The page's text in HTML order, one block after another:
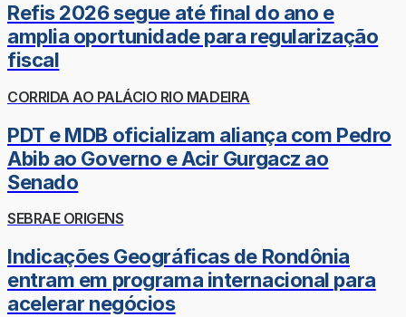
Refis 2026 segue até final do ano e
amplia oportunidade para regularização
fiscal
CORRIDA AO PALÁCIO RIO MADEIRA
PDT e MDB oficializam aliança com Pedro
Abib ao Governo e Acir Gurgacz ao
Senado
SEBRAE ORIGENS
Indicações Geográficas de Rondônia
entram em programa internacional para
acelerar negócios